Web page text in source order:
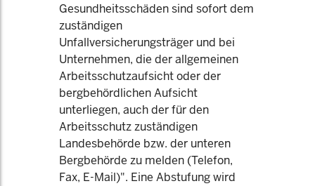
Gesundheitsschäden sind sofort dem
zuständigen
Unfallversicherungsträger und bei
Unternehmen, die der allgemeinen
Arbeitsschutzaufsicht oder der
bergbehördlichen Aufsicht
unterliegen, auch der für den
Arbeitsschutz zuständigen
Landesbehörde bzw. der unteren
Bergbehörde zu melden (Telefon,
Fax, E-Mail)". Eine Abstufung wird